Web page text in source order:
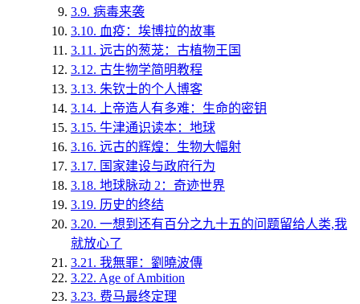
3.9. 病毒来袭
3.10. 血疫：埃博拉的故事
3.11. 远古的葱茏：古植物王国
3.12. 古生物学简明教程
3.13. 朱钦士的个人博客
3.14.
上帝造人有多难：生命的密钥
3.15. 牛津通识读本：地球
3.16. 远古的辉煌：生物大幅射
3.17. 国家建设与政府行为
3.18. 地球脉动 2：奇迹世界
3.19. 历史的终结
3.20. 一想到还有百分之九十五的问题留给人类,我
就放心了
3.21. 我無罪：劉曉波傳
3.22. Age of Ambition
3.23. 费马最终定理